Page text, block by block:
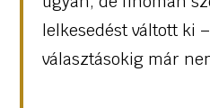
lelkesedést váltott ki
választásokig már